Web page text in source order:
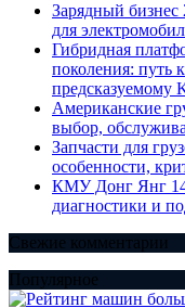
Зарядный бизнес
для
Гибридная
поколения: путь
предсказуемому
Американские
выбор,
Запчасти для
особенности,
КМУ Донг Янг
диагностики и
Свежие комментарии
Популярное